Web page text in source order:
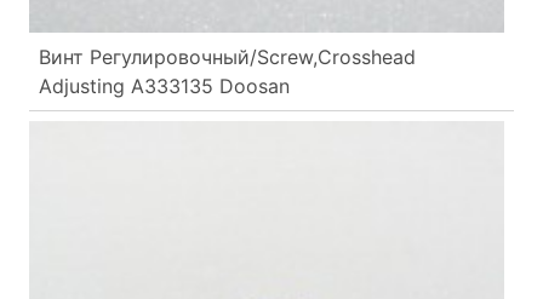
Винт Регулировочный/Screw,Crosshead
Adjusting A333135 Doosan